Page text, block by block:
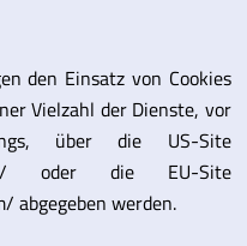
den Einsatz von Cookies
Vielzahl der Dienste, vor
über die US-Site
oder die EU-Site
abgegeben werden.